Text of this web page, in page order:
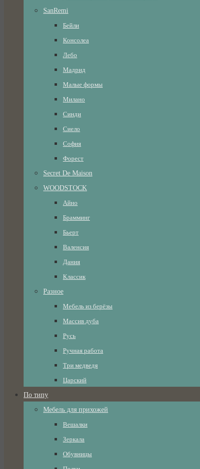
SanRemi
Бейли
Консолеа
Лебо
Мадрид
Малые формы
Милано
Синди
Сиело
София
Форест
Secret De Maison
WOODSTOCK
Айно
Брамминг
Бьерт
Валенсия
Дания
Классик
Разное
Мебель из берёзы
Массив дуба
Русь
Ручная работа
Три медведя
Царский
По типу
Мебель для прихожей
Вешалки
Зеркала
Обувницы